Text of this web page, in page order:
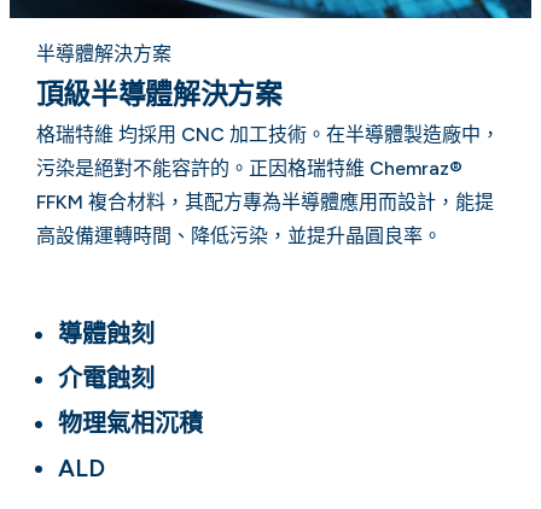
半導體解決方案
頂級半導體解決方案
格瑞特維 均採用 CNC 加工技術。在半導體製造廠中，
污染是絕對不能容許的。正因格瑞特維 Chemraz®
FFKM 複合材料，其配方專為半導體應用而設計，能提
高設備運轉時間、降低污染，並提升晶圓良率。
導體蝕刻
介電蝕刻
物理氣相沉積
ALD